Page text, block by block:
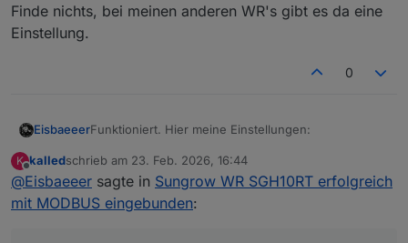
Finde nichts, bei meinen anderen WR's gibt es da eine
Einstellung.
0
EisbaeeerFunktioniert. Hier meine Einstellungen:
K
Offline
kalledschrieb am 23. Feb. 2026, 16:44
zuletzt editiert von
@Eisbaeeer sagte in Sungrow WR SGH10RT erfolgreich
mit MODBUS eingebunden: